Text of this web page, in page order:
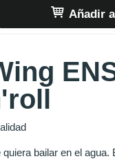
Añadir
bailar en el agua.